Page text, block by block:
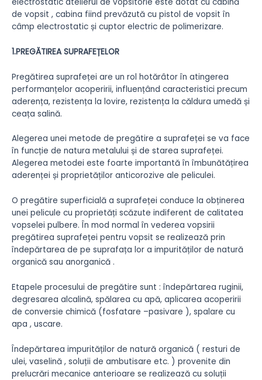
de vopsit , cabina fiind prevăzută cu pistol de vopsit în
câmp electrostatic și cuptor electric de polimerizare.
1.PREGĂTIREA SUPRAFEȚELOR
Pregătirea suprafeței are un rol hotărâtor în atingerea
performanțelor acoperirii, influențând caracteristici precum
aderența, rezistența la lovire, rezistența la căldura umedă și
ceața salină.
Alegerea unei metode de pregătire a suprafeței se va face
în funcție de natura metalului și de starea suprafeței.
Alegerea metodei este foarte importantă în îmbunătățirea
aderenței și proprietăților anticorozive ale peliculei.
O pregătire superficială a suprafeței conduce la obținerea
unei pelicule cu proprietăți scăzute indiferent de calitatea
vopselei pulbere. În mod normal în vederea vopsirii
pregătirea suprafeței pentru vopsit se realizează prin
îndepărtarea de pe suprafața lor a impurităților de natură
organică sau anorganică .
Etapele procesului de pregătire sunt : îndepărtarea ruginii,
degresarea alcalină, spălarea cu apă, aplicarea acoperirii
de conversie chimică (fosfatare –pasivare ), spalare cu
apa , uscare.
Îndepărtarea impurităților de natură organică ( resturi de
ulei, vaselină , soluții de ambutisare etc. ) provenite din
prelucrări mecanice anterioare se realizează cu soluții